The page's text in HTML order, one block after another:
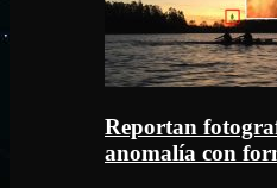
Reportan
anomalía con